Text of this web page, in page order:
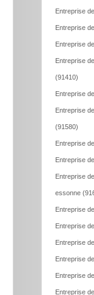
Entreprise
Entreprise
Entreprise
Entreprise
(91410)
Entreprise
Entreprise
(91580)
Entreprise
Entreprise
Entreprise
essonne
Entreprise
Entreprise
Entreprise
Entreprise
Entreprise
Entreprise